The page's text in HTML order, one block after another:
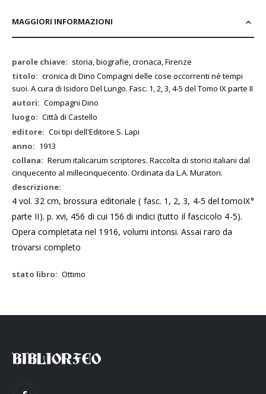
MAGGIORI INFORMAZIONI
Maggiori
Informazioni
storia, biografie, cronaca, Firenze
cronica di Dino Compagni delle cose occorrenti né tempi
suoi. A cura di Isidoro Del Lungo. Fasc. 1, 2, 3, 4-5 del Tomo IX parte II
Compagni Dino
Città di Castello
Coi tipi dell'Editore S. Lapi
1913
Rerum italicarum scriptores. Raccolta di storici italiani dal
cinquecento al millecinquecento. Ordinata da L.A. Muratori.
4 vol. 32 cm, brossura editoriale ( fasc. 1, 2, 3, 4-5 del tomoIX°
parte II). p. xvi, 456 di cui 156 di indici (tutto il fascicolo 4-5).
Opera completata nel 1916, volumi intonsi. Assai raro da
trovarsi completo
Ottimo